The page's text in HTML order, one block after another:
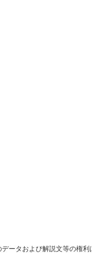
ータおよび解説文等の権利